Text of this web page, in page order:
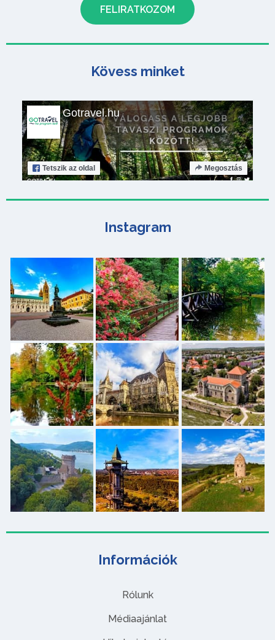
Információk
Rólunk
Médiaajánlat
Kövess minket
Gotravel.hu
Tetszik az oldal Megosztás
Instagram